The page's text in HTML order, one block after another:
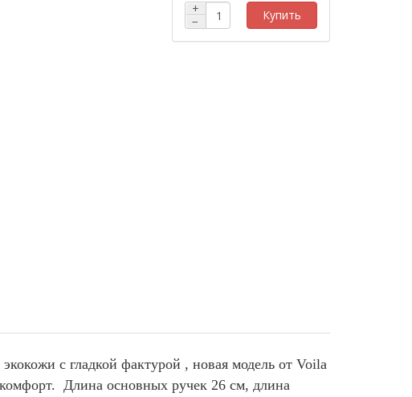
+
−
Купить
с гладкой фактурой , новая модель от Voila
комфорт. Длина основных ручек 26 см, длина